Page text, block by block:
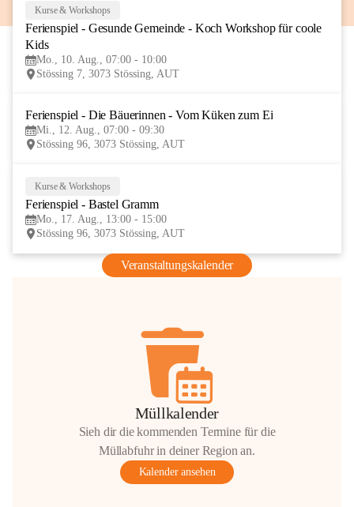
AUG
Kurse & Workshops
Ferienspiel - Gesunde Gemeinde - Koch Workshop für coole
Kids
Mo., 10. Aug., 07:00 - 10:00
Stössing 7, 3073 Stössing, AUT
Ferienspiel - Die Bäuerinnen - Vom Küken zum Ei
Mi., 12. Aug., 07:00 - 09:30
Stössing 96, 3073 Stössing, AUT
Kurse & Workshops
Ferienspiel - Bastel Gramm
Mo., 17. Aug., 13:00 - 15:00
Stössing 96, 3073 Stössing, AUT
Veranstaltungskalender
Müllkalender
Sieh dir die kommenden Termine für die
Müllabfuhr in deiner Region an.
Kalender ansehen